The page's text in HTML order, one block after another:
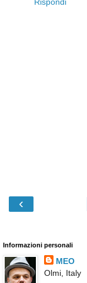
‹
Informazioni personali
MEO
Olmi, Italy